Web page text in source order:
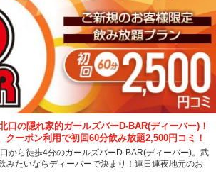
口の隠れ家的ガールズバーD-BAR(ディーバー)！
クーポン利用で初回60分飲み放題2,500円コミ！
から徒歩4分のガールズバーD-BAR(ディーバー)。武
みたいならディーバーで決まり！連日連夜地元のお
ズバーです！